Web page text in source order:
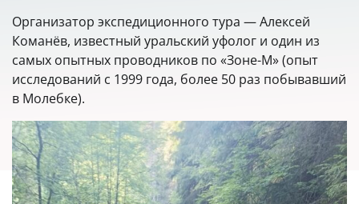
Организатор экспедиционного тура — Алексей
Команёв, известный уральский уфолог и один из
самых опытных проводников по «Зоне-М» (опыт
исследований с 1999 года, более 50 раз побывавший
в Молебке).